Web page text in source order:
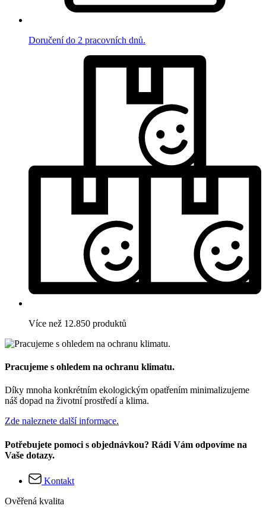
Doručení do 2 pracovních dnů.
Více než 12.850 produktů
Pracujeme s ohledem na ochranu klimatu.
Díky mnoha konkrétním ekologickým opatřením minimalizujeme
náš dopad na životní prostředí a klima.
Zde naleznete další informace.
Potřebujete pomoci s objednávkou? Rádi Vám odpovíme na
Vaše dotazy.
Kontakt
Ověřená kvalita